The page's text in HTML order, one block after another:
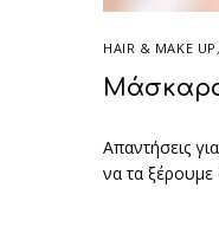
HAIR & MAKE UP ,
Απαντήσεις
να τα ξέρουμε